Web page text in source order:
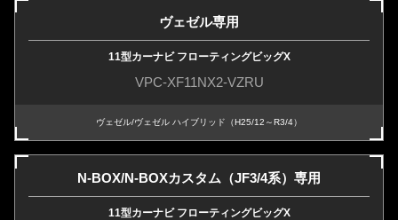
ヴェゼル専用
11型カーナビ フローティングビッグX
VPC-XF11NX2-VZRU
ヴェゼル/ヴェゼル ハイブリッド（H25/12～R3/4）
N-BOX/N-BOXカスタム（JF3/4系）専用
11型カーナビ フローティングビッグX